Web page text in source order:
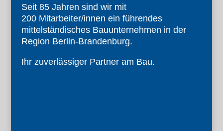
Seit 85 Jahren sind wir mit
200 Mitarbeiter/innen ein führendes
mittelständisches Bauunternehmen in der
Region Berlin-Brandenburg.
Ihr zuverlässiger Partner am Bau.